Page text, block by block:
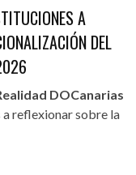
A
DEL
DOCanarias
reflexionar sobre la